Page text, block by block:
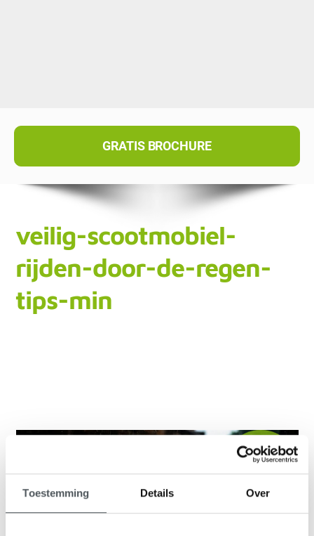
Toestemming Details Over
GRATIS BROCHURE
veilig-scootmobiel-
rijden-door-de-regen-
tips-min
9,1